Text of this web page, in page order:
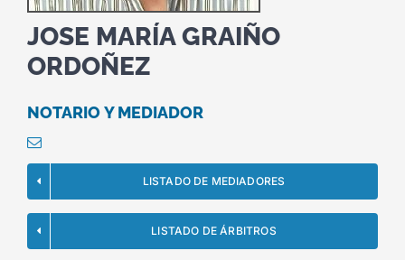
JOSE MARÍA GRAIÑO
ORDOÑEZ
NOTARIO Y MEDIADOR
LISTADO DE MEDIADORES
LISTADO DE ÁRBITROS